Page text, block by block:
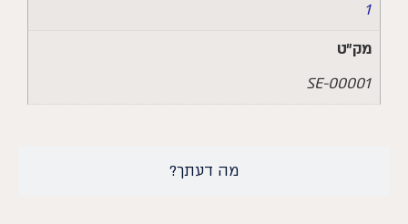
מה דעתך?
1
מק״ט
SE-00001